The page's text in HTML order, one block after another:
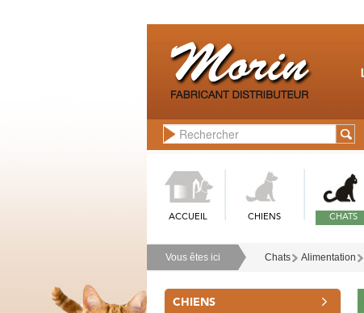
ACCUEIL CHIENS CHATS
Vous êtes ici Chats Alimentation
CHIENS